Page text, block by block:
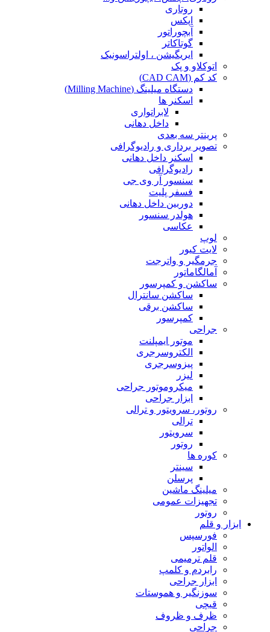
روتاری
اپکس
آبچوراتور
گوتاکاتر
ایریگیشن ، اولتراسونیک
اتوکلاو و پک
کد کم (CAD CAM)
دستگاه میلینگ (Milling Machine)
اسکنر ها
لابراتواری
داخل دهانی
پرینتر سه بعدی
تصویر برداری و رادیوگرافی
اسکنر داخل دهانی
رادیوگرافی
سنسور آر وی جی
فسفر پلیت
دوربین داخل دهانی
هولدر سنسور
عکاسی
لوپ
لایت کیور
جرمگیر و واترجت
آمالگاماتور
ساکشن و کمپرسور
ساکشن سانترال
ساکشن برقی
کمپرسور
جراحی
موتور ایمپلنت
الکتروسرجری
پیزوسرجری
لیزر
میکروموتور جراحی
ابزار جراحی
روتور، سرویتور و ترالی
ترالی
سرویتور
روتور
کوره ها
سینتر
پرسلن
میلینگ ماشین
تجهیزات عمومی
روتور
ابزار و قلم
فورسپس
الواتور
قلم ترمیمی
رابردم و کلمپ
ابزار جراحی
سوزنگیر و هموستات
قیچی
ظرف و ظروف
جراحی